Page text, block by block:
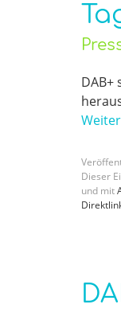
Dieser
und mit